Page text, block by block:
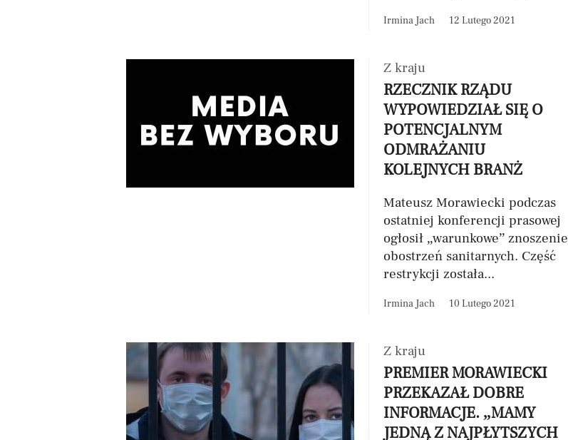
Irmina Jach 12 Lutego 2021
Z kraju
RZECZNIK RZĄDU
WYPOWIEDZIAŁ SIĘ O
POTENCJALNYM
ODMRAŻANIU
KOLEJNYCH BRANŻ
Mateusz Morawiecki podczas
ostatniej konferencji prasowej
ogłosił „warunkowe” znoszenie
obostrzeń sanitarnych. Część
restrykcji została...
Irmina Jach 10 Lutego 2021
Z kraju
PREMIER MORAWIECKI
PRZEKAZAŁ DOBRE
INFORMACJE. „MAMY
JEDNĄ Z NAJPŁYTSZYCH